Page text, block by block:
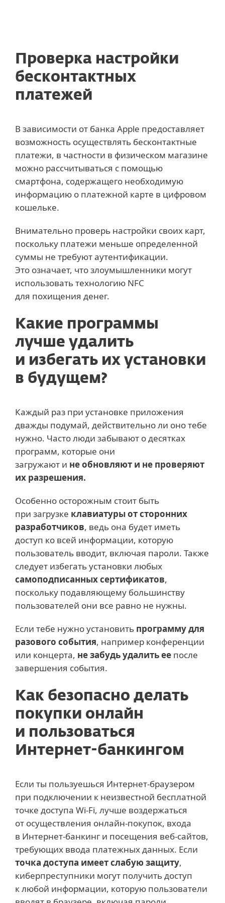
Проверка настройки
бесконтактных
платежей
В зависимости от банка Apple предоставляет
возможность осуществлять бесконтактные
платежи, в частности в физическом магазине
можно рассчитываться с помощью
смартфона, содержащего необходимую
информацию о платежной карте в цифровом
кошельке.
Внимательно проверь настройки своих карт,
поскольку платежи меньше определенной
суммы не требуют аутентификации.
Это означает, что злоумышленники могут
использовать технологию NFC
для похищения денег.
Какие программы
лучше удалить
и избегать их установки
в будущем?
Каждый раз при установке приложения
дважды подумай, действительно ли оно тебе
нужно. Часто люди забывают о десятках
программ, которые они
загружают и не обновляют и не проверяют
их разрешения.
Особенно осторожным стоит быть
при загрузке клавиатуры от сторонних
разработчиков, ведь она будет иметь
доступ ко всей информации, которую
пользователь вводит, включая пароли. Также
следует избегать установки любых
самоподписанных сертификатов,
поскольку подавляющему большинству
пользователей они все равно не нужны.
Если тебе нужно установить программу для
разового события, например конференции
или концерта, не забудь удалить ее после
завершения события.
Как безопасно делать
покупки онлайн
и пользоваться
Интернет-банкингом
Если ты пользуешься Интернет-браузером
при подключении к неизвестной бесплатной
точке доступа Wi-Fi, лучше воздержаться
от осуществления онлайн-покупок, входа
в Интернет-банкинг и посещения веб-сайтов,
требующих ввода платежных данных. Если
точка доступа имеет слабую защиту,
киберпреступники могут получить доступ
к любой информации, которую пользователи